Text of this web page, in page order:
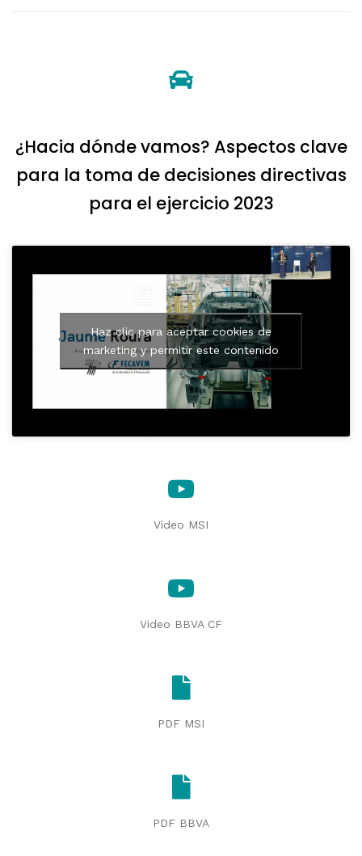
¿Hacia dónde vamos? Aspectos clave
para la toma de decisiones directivas
para el ejercicio 2023
Haz clic para aceptar cookies de
marketing y permitir este contenido
Video MSI
Video BBVA CF
PDF MSI
PDF BBVA